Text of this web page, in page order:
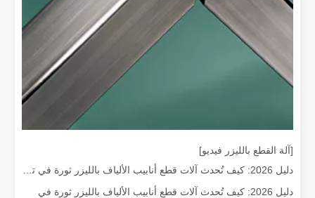
[آلة القطع بالليزر فيديو]
دليل 2026: كيف تُحدث آلات قطع أنابيب الألياف بالليزر ثورة في